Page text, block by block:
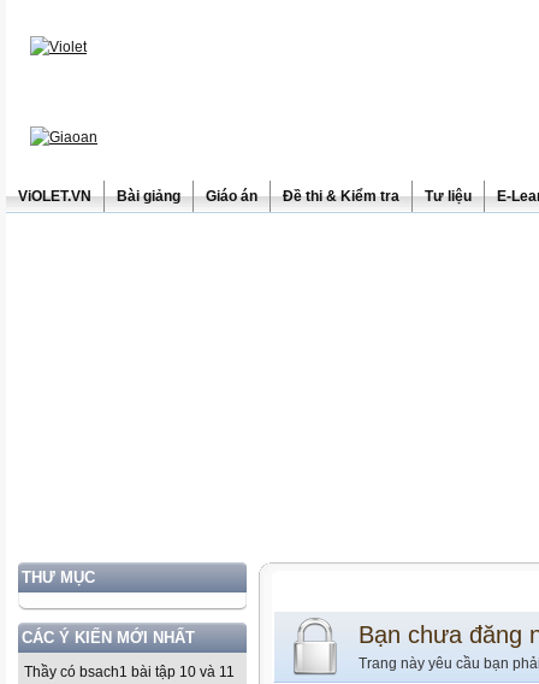
ViOLET.VN Bài giảng Giáo án Đề thi & Kiểm tra Tư liệu E-
THƯ MỤC
CÁC Ý KIẾN MỚI NHẤT
Thầy có bsach1 bài tập 10 và 11
Bạn chưa đăng
Trang này yêu cầu bạn